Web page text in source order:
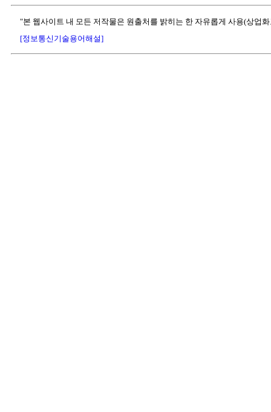
"본 웹사이트 내 모든 저작물은 원출처를 밝히는 한 자유롭게 사용(상업
[정보통신기술용어해설]